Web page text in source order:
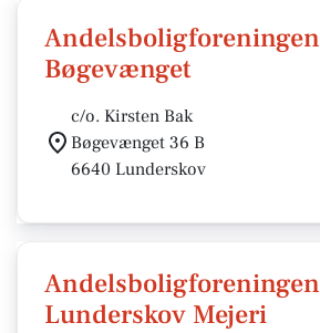
Andelsboligforeningen
Bøgevænget
c/o. Kirsten Bak
Bøgevænget 36 B
6640 Lunderskov
Andelsboligforeningen
Lunderskov Mejeri